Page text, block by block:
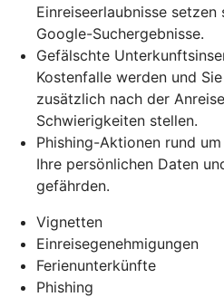
Einreiseerlaubnisse
Google-Suchergebnisse.
Gefälschte
Kostenfalle werden und
zusätzlich nach der
Schwierigkeiten stellen.
Phishing-Aktionen rund
Ihre persönlichen Daten
gefährden.
Vignetten
Einreisegenehmigungen
Ferienunterkünfte
Phishing